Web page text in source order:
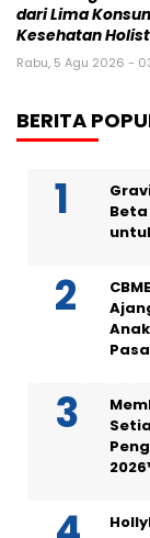
dari Lima
Kesehatan
Rabu, 5 Agu 2026 -
BERITA